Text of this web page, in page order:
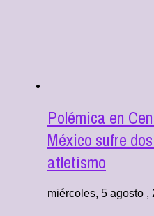
Polémica en
México sufre
atletismo
miércoles, 5 agosto ,